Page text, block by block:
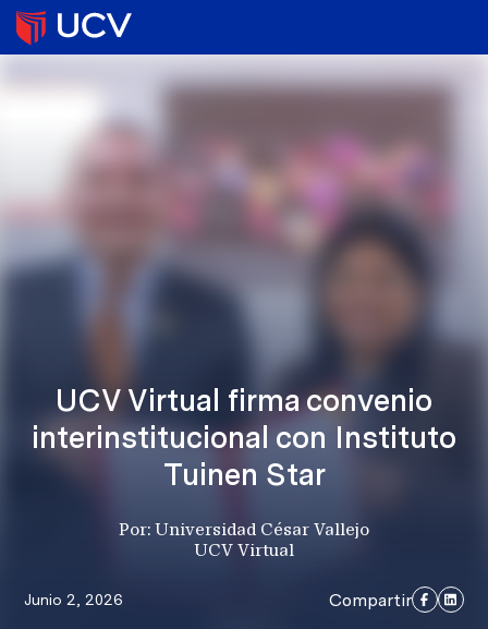
UCV Virtual firma convenio
interinstitucional con Instituto
Tuinen Star
Por: Universidad César Vallejo
UCV Virtual
Junio 2, 2026 Compartir